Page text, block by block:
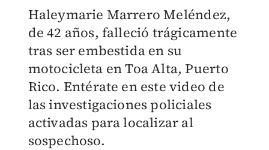
Haleymarie Marrero Meléndez,
de 42 años, falleció trágicamente
tras ser embestida en su
motocicleta en Toa Alta, Puerto
Rico. Entérate en este video de
las investigaciones policiales
activadas para localizar al
sospechoso.